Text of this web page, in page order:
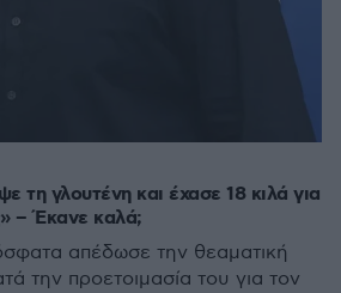
τη γλουτένη και έχασε 18 κιλά για
– Έκανε καλά;
απέδωσε την θεαματική
την προετοιμασία του για τον